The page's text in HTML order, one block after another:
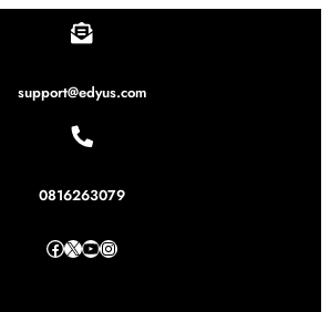
support@edyus.com
0816263079
Facebook X YouTube Instagram